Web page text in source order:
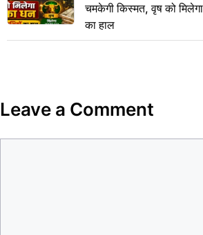
चमकेगी किस्मत, वृष को
का हाल
Leave a Comment